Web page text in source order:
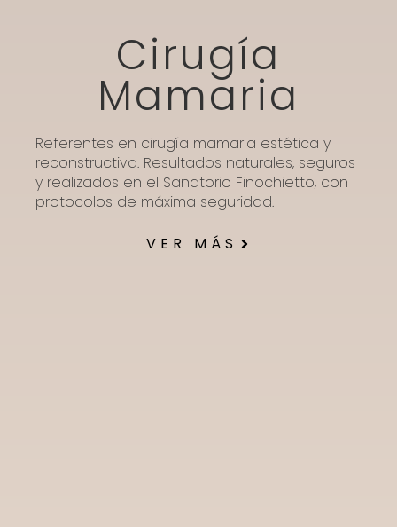
Cirugía
Mamaria
Referentes en cirugía mamaria estética y
reconstructiva. Resultados naturales, seguros
y realizados en el Sanatorio Finochietto, con
protocolos de máxima seguridad.
VER MÁS